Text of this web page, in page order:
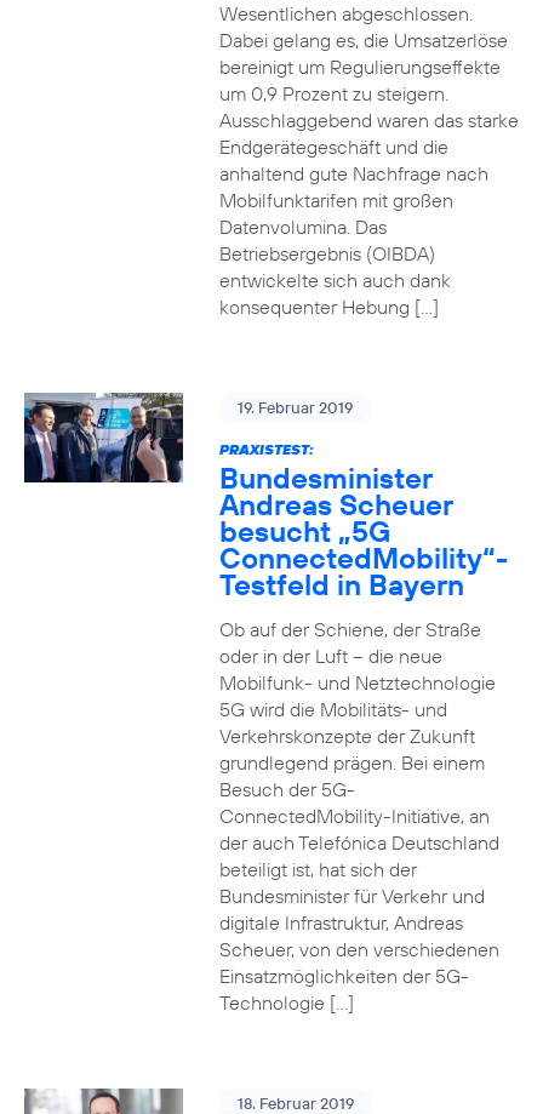
Wesentlichen abgeschlossen.
Dabei gelang es, die Umsatzerlöse
bereinigt um Regulierungseffekte
um 0,9 Prozent zu steigern.
Ausschlaggebend waren das starke
Endgerätegeschäft und die
anhaltend gute Nachfrage nach
Mobilfunktarifen mit großen
Datenvolumina. Das
Betriebsergebnis (OIBDA)
entwickelte sich auch dank
konsequenter Hebung […]
19. Februar 2019
PRAXISTEST:
Bundesminister
Andreas Scheuer
besucht „5G
ConnectedMobility“-
Testfeld in Bayern
Ob auf der Schiene, der Straße
oder in der Luft – die neue
Mobilfunk- und Netztechnologie
5G wird die Mobilitäts- und
Verkehrskonzepte der Zukunft
grundlegend prägen. Bei einem
Besuch der 5G-
ConnectedMobility-Initiative, an
der auch Telefónica Deutschland
beteiligt ist, hat sich der
Bundesminister für Verkehr und
digitale Infrastruktur, Andreas
Scheuer, von den verschiedenen
Einsatzmöglichkeiten der 5G-
Technologie […]
18. Februar 2019